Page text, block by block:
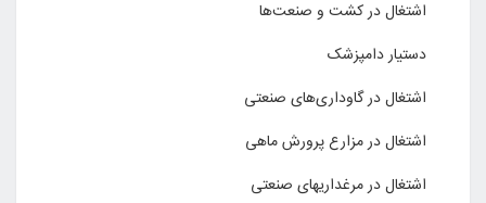
اشتغال در کشت و صنعت‌ها
دستیار دامپزشک
اشتغال در گاوداری‌های صنعتی
اشتغال در مزارع پرورش ماهی
اشتغال در مرغداریهای صنعتی